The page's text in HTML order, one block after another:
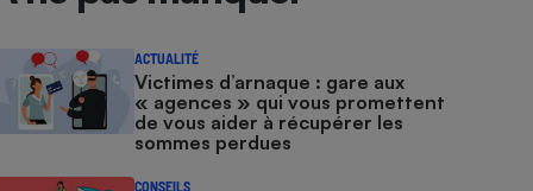
ACTUALITÉ
Victimes d’arnaque : gare aux
« agences » qui vous promettent
de vous aider à récupérer les
sommes perdues
CONSEILS